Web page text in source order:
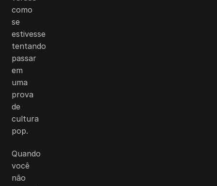
como
se
estivesse
tentando
passar
em
uma
prova
de
cultura
pop.
Quando
você
não